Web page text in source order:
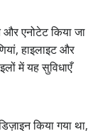
और एनोटेट किया जा
हाइलाइट और
में यह सुविधाएँ
किया गया था,